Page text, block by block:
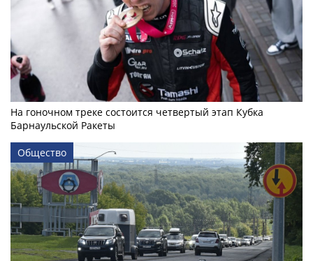
На гоночном треке состоится четвертый этап Кубка
Барнаульской Ракеты
Общество